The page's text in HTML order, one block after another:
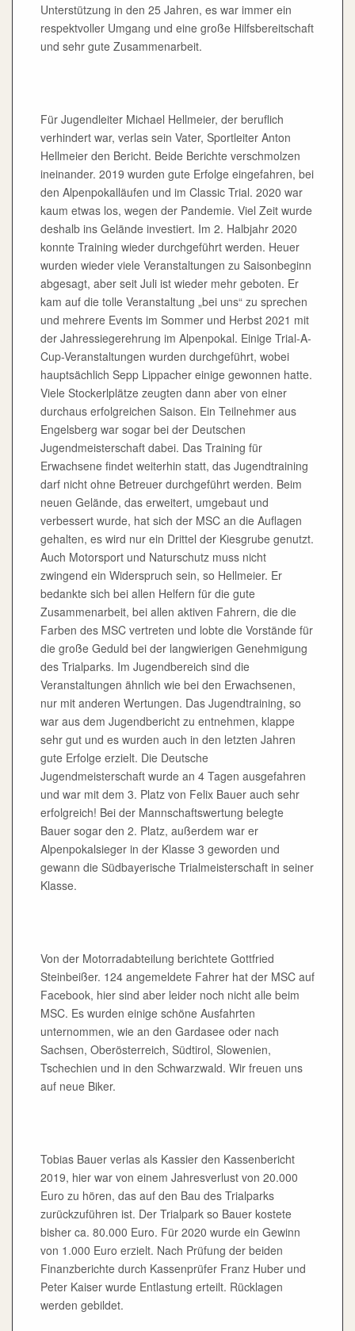
Unterstützung in den 25 Jahren, es war immer ein
respektvoller Umgang und eine große Hilfsbereitschaft
und sehr gute Zusammenarbeit.
Für Jugendleiter Michael Hellmeier, der beruflich
verhindert war, verlas sein Vater, Sportleiter Anton
Hellmeier den Bericht. Beide Berichte verschmolzen
ineinander. 2019 wurden gute Erfolge eingefahren, bei
den Alpenpokalläufen und im Classic Trial. 2020 war
kaum etwas los, wegen der Pandemie. Viel Zeit wurde
deshalb ins Gelände investiert. Im 2. Halbjahr 2020
konnte Training wieder durchgeführt werden. Heuer
wurden wieder viele Veranstaltungen zu Saisonbeginn
abgesagt, aber seit Juli ist wieder mehr geboten. Er
kam auf die tolle Veranstaltung „bei uns“ zu sprechen
und mehrere Events im Sommer und Herbst 2021 mit
der Jahressiegerehrung im Alpenpokal. Einige Trial-A-
Cup-Veranstaltungen wurden durchgeführt, wobei
hauptsächlich Sepp Lippacher einige gewonnen hatte.
Viele Stockerlplätze zeugten dann aber von einer
durchaus erfolgreichen Saison. Ein Teilnehmer aus
Engelsberg war sogar bei der Deutschen
Jugendmeisterschaft dabei. Das Training für
Erwachsene findet weiterhin statt, das Jugendtraining
darf nicht ohne Betreuer durchgeführt werden. Beim
neuen Gelände, das erweitert, umgebaut und
verbessert wurde, hat sich der MSC an die Auflagen
gehalten, es wird nur ein Drittel der Kiesgrube genutzt.
Auch Motorsport und Naturschutz muss nicht
zwingend ein Widerspruch sein, so Hellmeier. Er
bedankte sich bei allen Helfern für die gute
Zusammenarbeit, bei allen aktiven Fahrern, die die
Farben des MSC vertreten und lobte die Vorstände für
die große Geduld bei der langwierigen Genehmigung
des Trialparks. Im Jugendbereich sind die
Veranstaltungen ähnlich wie bei den Erwachsenen,
nur mit anderen Wertungen. Das Jugendtraining, so
war aus dem Jugendbericht zu entnehmen, klappe
sehr gut und es wurden auch in den letzten Jahren
gute Erfolge erzielt. Die Deutsche
Jugendmeisterschaft wurde an 4 Tagen ausgefahren
und war mit dem 3. Platz von Felix Bauer auch sehr
erfolgreich! Bei der Mannschaftswertung belegte
Bauer sogar den 2. Platz, außerdem war er
Alpenpokalsieger in der Klasse 3 geworden und
gewann die Südbayerische Trialmeisterschaft in seiner
Klasse.
Von der Motorradabteilung berichtete Gottfried
Steinbeißer. 124 angemeldete Fahrer hat der MSC auf
Facebook, hier sind aber leider noch nicht alle beim
MSC. Es wurden einige schöne Ausfahrten
unternommen, wie an den Gardasee oder nach
Sachsen, Oberösterreich, Südtirol, Slowenien,
Tschechien und in den Schwarzwald. Wir freuen uns
auf neue Biker.
Tobias Bauer verlas als Kassier den Kassenbericht
2019, hier war von einem Jahresverlust von 20.000
Euro zu hören, das auf den Bau des Trialparks
zurückzuführen ist. Der Trialpark so Bauer kostete
bisher ca. 80.000 Euro. Für 2020 wurde ein Gewinn
von 1.000 Euro erzielt. Nach Prüfung der beiden
Finanzberichte durch Kassenprüfer Franz Huber und
Peter Kaiser wurde Entlastung erteilt. Rücklagen
werden gebildet.